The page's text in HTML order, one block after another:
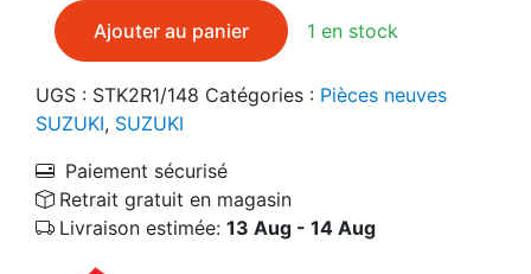
1 en stock
quantité de Plaquettes de frein SUZUKI 69100-48820
Ajouter au panier
UGS : STK2R1/148 Catégories : Pièces neuves
SUZUKI, SUZUKI
Paiement sécurisé
Retrait gratuit en magasin
Livraison estimée: 13 Aug - 14 Aug